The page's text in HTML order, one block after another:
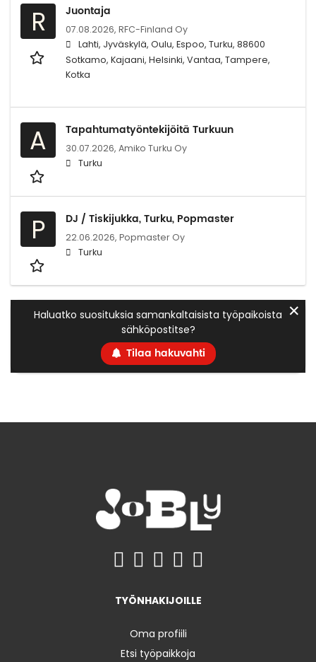
R Juontaja
07.08.2026, RFC-Finland Oy
Lahti, Jyväskylä, Oulu, Espoo, Turku, 88600
Sotkamo, Kajaani, Helsinki, Vantaa, Tampere,
Kotka
A Tapahtumatyöntekijöitä Turkuun
30.07.2026, Amiko Turku Oy
Turku
P DJ / Tiskijukka, Turku, Popmaster
22.06.2026, Popmaster Oy
Turku
Haluatko suosituksia samankaltaisista työpaikoista
sähköpostitse?
Tilaa hakuvahti
✕
TYÖNHAKIJOILLE
Oma profiili
Etsi työpaikkoja